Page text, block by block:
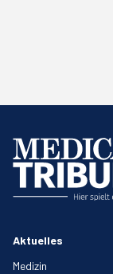
Aktuelles
Medizin